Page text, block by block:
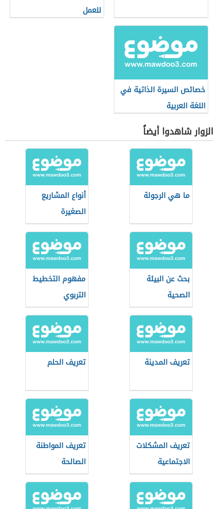
للعمل
خصائص السيرة الذاتية في
اللغة العربية
الزوار شاهدوا أيضاً
ما هي الرجولة
أنواع المشاريع
الصغيرة
بحث عن البيئة
الصحية
مفهوم التخطيط
التربوي
تعريف المدينة تعريف الحلم
تعريف المشكلات
الاجتماعية
تعريف المواطنة
الصالحة